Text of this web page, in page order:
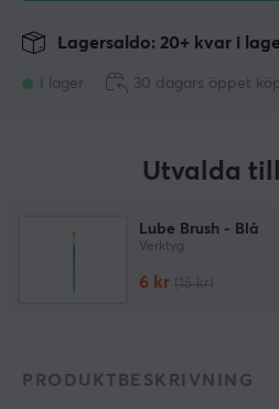
I lager
Lagersaldo: 20+ kvar i
30 dagars öppet
Utvalda
Lube Brush - Blå
Verktyg
6 kr
PRODUKTBESKRIVNING